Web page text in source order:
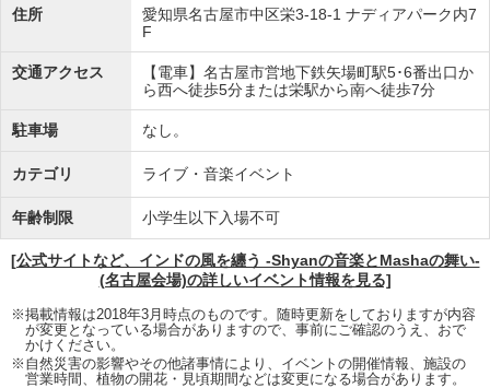
住所
愛知県名古屋市中区栄3-18-1 ナディアパーク内7
F
交通アクセス
【電車】名古屋市営地下鉄矢場町駅5･6番出口か
ら西へ徒歩5分または栄駅から南へ徒歩7分
駐車場 なし。
カテゴリ ライブ・音楽イベント
年齢制限 小学生以下入場不可
[公式サイトなど、インドの風を纏う -Shyanの音楽とMashaの舞い-
(名古屋会場)の詳しいイベント情報を見る]
※掲載情報は2018年3月時点のものです。随時更新をしておりますが内容
が変更となっている場合がありますので、事前にご確認のうえ、おで
かけください。
※自然災害の影響やその他諸事情により、イベントの開催情報、施設の
営業時間、植物の開花・見頃期間などは変更になる場合があります。